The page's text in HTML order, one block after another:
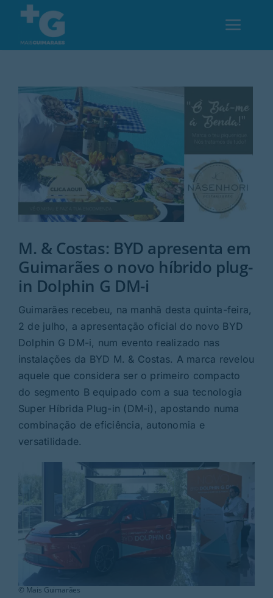
content
Desporto
Rubricas
Jornal
Revista
Search
For:
M. & Costas: BYD apresenta em
Guimarães o novo híbrido plug-
in Dolphin G DM-i
Guimarães recebeu, na manhã desta quinta-feira,
2 de julho, a apresentação oficial do novo BYD
Dolphin G DM-i, num evento realizado nas
instalações da BYD M. & Costas. A marca revelou
aquele que considera ser o primeiro compacto
do segmento B equipado com a sua tecnologia
Super Híbrida Plug-in (DM-i), apostando numa
combinação de eficiência, autonomia e
versatilidade.
© Mais Guimarães